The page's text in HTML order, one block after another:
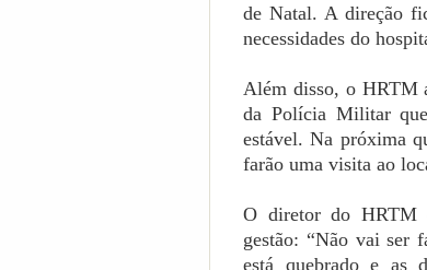
de Natal. A direção
necessidades do
Além disso, o HRTM
da Polícia Militar
estável. Na próxima
farão uma visita ao
O diretor do HRTM
gestão: “Não vai ser
está quebrado e as